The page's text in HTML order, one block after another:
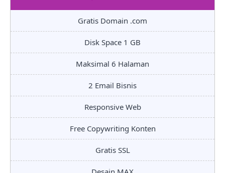
Gratis Domain .com
Disk Space 1 GB
Maksimal 6 Halaman
2 Email Bisnis
Responsive Web
Free Copywriting Konten
Gratis SSL